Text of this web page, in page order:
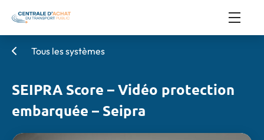
Tous les systèmes
SEIPRA Score – Vidéo protection
embarquée – Seipra